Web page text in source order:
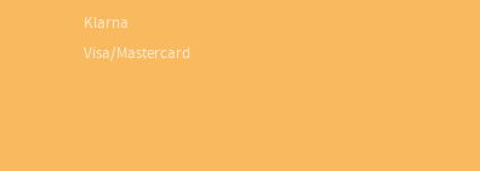
Klarna
Visa/Mastercard